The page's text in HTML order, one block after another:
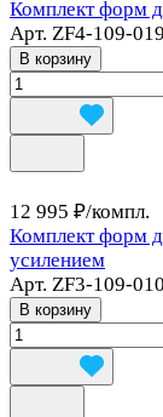
Комплект форм
Арт. ZF4-109-
В корзину
12 995 ₽/компл.
Комплект форм
усилением
Арт. ZF3-109-
В корзину